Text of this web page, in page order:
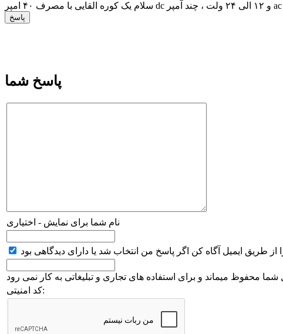
پاسخ شما
نام شما برای نمایش - اختیاری
محفوظ میماند و برای استفاده های تجاری و تبلیغاتی به کار نمی رود
کد امنیتی: